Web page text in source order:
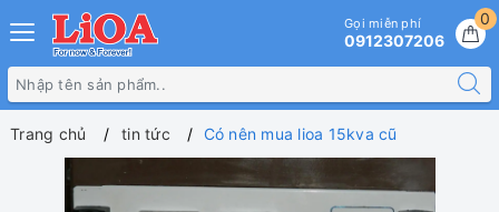
0
Gọi miễn phí
0912307206
Trang chủ tin tức Có nên mua lioa 15kva cũ